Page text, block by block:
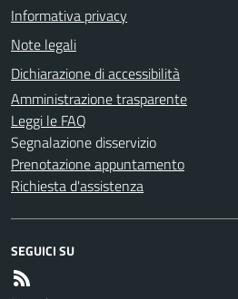
Informativa privacy
Note legali
Dichiarazione di accessibilità
Amministrazione trasparente
Leggi le FAQ
Segnalazione disservizio
Prenotazione appuntamento
Richiesta d'assistenza
SEGUICI SU